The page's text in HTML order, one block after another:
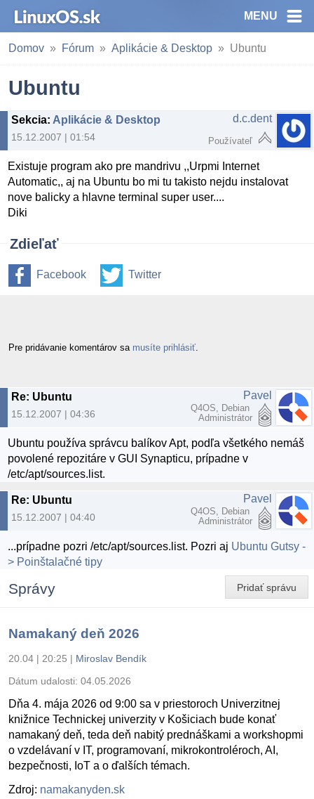
MENU
Domov Fórum Aplikácie & Desktop Ubuntu
Ubuntu
Sekcia: Aplikácie & Desktop
15.12.2007 | 01:54
d.c.dent
Používateľ
Existuje program ako pre mandrivu ,,Urpmi Internet
Automatic,, aj na Ubuntu bo mi tu takisto nejdu instalovat
nove balicky a hlavne terminal super user....
Diki
Zdieľať
Facebook Twitter
Pre pridávanie komentárov sa musíte prihlásiť
Re: Ubuntu
15.12.2007 | 04:36
Pavel
Q4OS, Debian
Administrátor
Ubuntu používa správcu balíkov Apt, podľa všetkého nemáš
povolené repozitáre v GUI Synapticu, prípadne v
/etc/apt/sources.list.
Re: Ubuntu
15.12.2007 | 04:40
Pavel
Q4OS, Debian
Administrátor
...prípadne pozri /etc/apt/sources.list. Pozri aj Ubuntu Gutsy -
> Poinštalačné tipy
Pridať správu
Správy
Namakaný deň 2026
20.04 | 20:25 | Miroslav Bendík
Dátum udalosti: 04.05.2026
Dňa 4. mája 2026 od 9:00 sa v priestoroch Univerzitnej
knižnice Technickej univerzity v Košiciach bude konať
namakaný deň, teda deň nabitý prednáškami a workshopmi
o vzdelávaní v IT, programovaní, mikrokontroléroch, AI,
bezpečnosti, IoT a o ďalších témach.
Zdroj: namakanyden.sk